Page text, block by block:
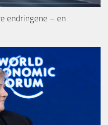
endringene – en